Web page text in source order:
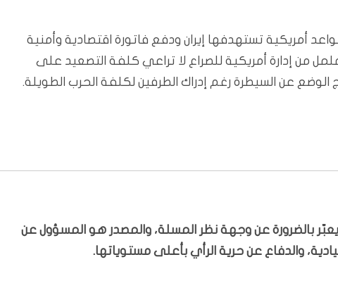
أمريكية تستهدفها إيران ودفع فاتورة اقتصادية وأمنية
من إدارة أمريكية للصراع لا تراعي كلفة التصعيد على
الوضع عن السيطرة رغم إدراك الطرفين لكلفة الحرب الطويلة.
بالضرورة عن وجهة نظر المسلة، والمصدر هو المسؤول عن
والدفاع عن حرية الرأي بأعلى مستوياتها.